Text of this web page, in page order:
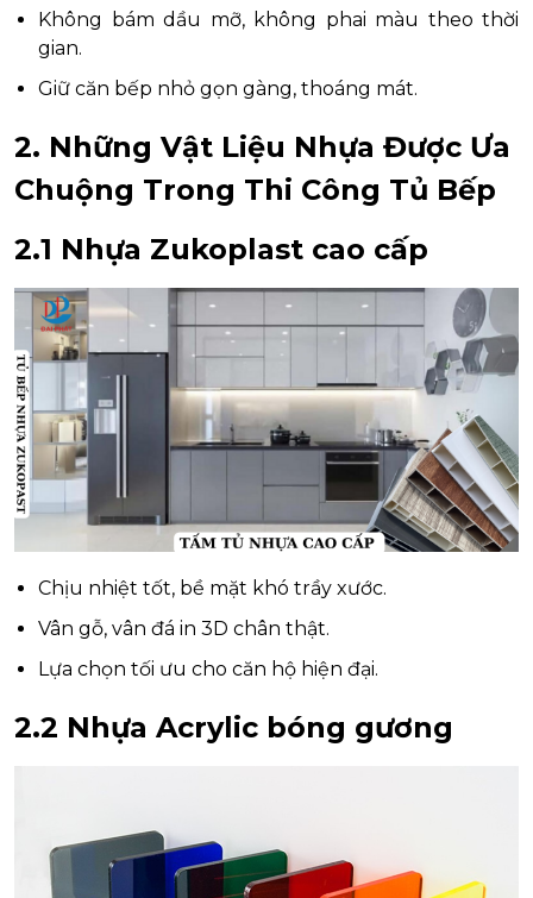
Không bám dầu mỡ, không phai màu theo thời
gian.
Giữ căn bếp nhỏ gọn gàng, thoáng mát.
2. Những Vật Liệu Nhựa Được Ưa
Chuộng Trong Thi Công Tủ Bếp
2.1 Nhựa Zukoplast cao cấp
Chịu nhiệt tốt, bề mặt khó trầy xước.
Vân gỗ, vân đá in 3D chân thật.
Lựa chọn tối ưu cho căn hộ hiện đại.
2.2 Nhựa Acrylic bóng gương